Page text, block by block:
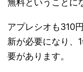
無料ということに
アプレシオも310
新が必要になり、
要があります。